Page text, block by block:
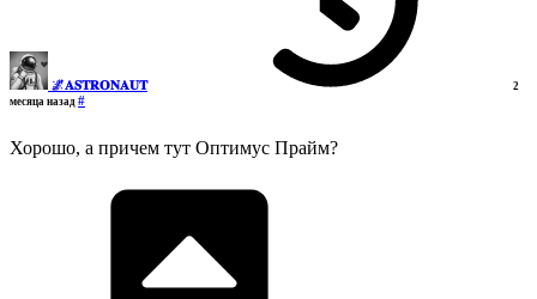
🌌𝐀𝐒𝐓𝐑𝐎𝐍𝐀𝐔𝐓
2
месяца назад #
Хорошо, а причем тут Оптимус Прайм?